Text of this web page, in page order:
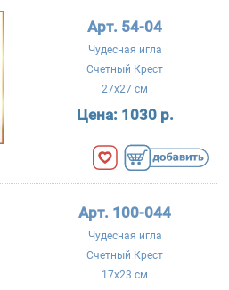
Арт. 54-04
Чудесная игла
Счетный Крест
27x27 см
Цена: 1030 р.
Арт. 100-044
Чудесная игла
Счетный Крест
17x23 см